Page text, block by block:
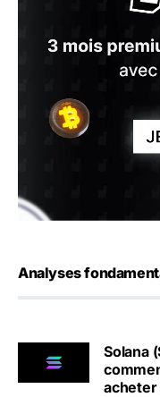
Analyses
Solana
acheter